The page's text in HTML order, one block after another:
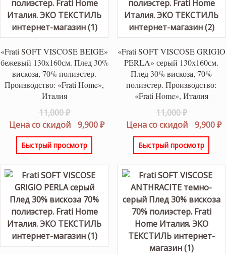
«Frati SOFT VISCOSE BEIGE»
бежевый 130х160см. Плед 30%
вискоза, 70% полиэстер.
Производство: «Frati Home»,
Италия
11,000₽Первоначальная
цена
составляла
11,000 ₽.
Цена со скидой 9,900₽Текущая
Быстрый просмотр
«Frati SOFT VISCOSE GRIGIO
PERLA» серый 130х160см.
Плед 30% вискоза, 70%
полиэстер. Производство:
«Frati Home», Италия
11,000₽
цена
11,000 ₽.
Цена со скидой 9,900₽
Быстрый просмотр